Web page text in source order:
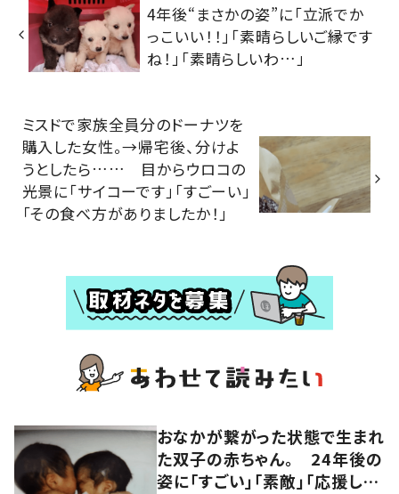
4年後“まさかの姿”に「立派でか
っこいい！！」「素晴らしいご縁です
ね！」「素晴らしいわ…」
ミスドで家族全員分のドーナツを
購入した女性。→帰宅後、分けよ
うとしたら…… 目からウロコの
光景に「サイコーです」「すごーい」
「その食べ方がありましたか！」
おなかが繋がった状態で生まれ
た双子の赤ちゃん。 24年後の
姿に「すごい」「素敵」「応援して